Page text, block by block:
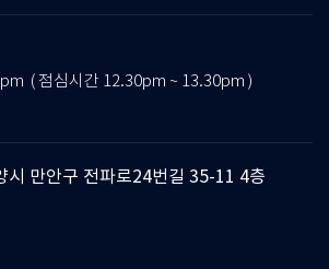
( 점심시간 12.30pm ~ 13.30pm )
시 만안구 전파로24번길 35-11 4층